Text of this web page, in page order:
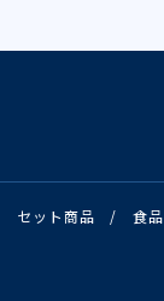
セット商品 / 食品